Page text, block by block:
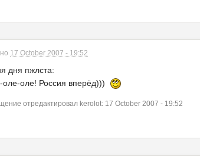
17 October 2007 - 19:52
дня пжлста:
оле! Россия вперёд)))
отредактировал kerolot: 17 October 2007 - 19:52